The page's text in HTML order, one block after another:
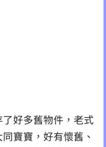
好多舊物件，老式
寶寶，好有懷舊、